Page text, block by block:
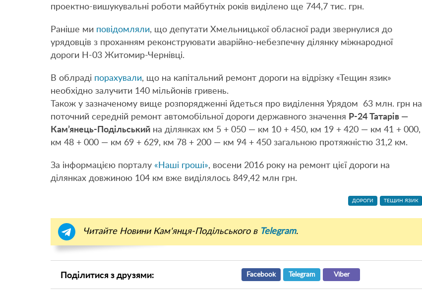
проектно-вишукувальні роботи майбутніх років виділено ще 744,7 тис. грн.
Раніше ми повідомляли, що депутати Хмельницької обласної ради звернулися до
урядовців з проханням реконструювати аварійно-небезпечну ділянку міжнародної
дороги Н-03 Житомир-Чернівці.
В облраді порахували, що на капітальний ремонт дороги на відрізку «Тещин язик»
необхідно залучити 140 мільйонів гривень.
Також у зазначеному вище розпорядженні йдеться про виділення Урядом 63 млн. грн на
поточний середній ремонт автомобільної дороги державного значення Р-24 Татарів —
Кам’янець-Подільський на ділянках км 5 + 050 — км 10 + 450, км 19 + 420 — км 41 + 000,
км 48 + 000 — км 69 + 629, км 78 + 200 — км 94 + 450 загальною протяжністю 31,2 км.
За інформацією порталу «Наші гроші», восени 2016 року на ремонт цієї дороги на
ділянках довжиною 104 км вже виділялось 849,42 млн грн.
ДОРОГИ ТЕЩИН ЯЗИК
Читайте Новини Кам'янця-Подільського в Telegram.
Поділитися з друзями: Facebook Telegram Viber